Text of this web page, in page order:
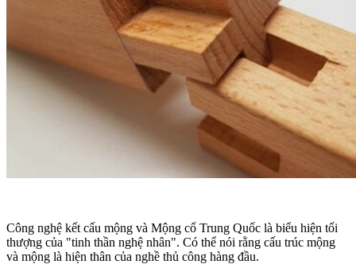
Công nghệ kết cấu mộng và Mộng cổ Trung Quốc là biểu hiện tối
thượng của "tinh thần nghệ nhân". Có thể nói rằng cấu trúc mộng
và mộng là hiện thân của nghề thủ công hàng đầu.